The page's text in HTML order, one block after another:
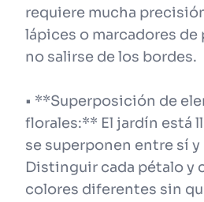
requiere mucha
lápices o marcadores de
no salirse de los bordes.
• **Superposición de
florales:** El jardín está
se superponen entre sí y
Distinguir cada pétalo y
colores diferentes sin